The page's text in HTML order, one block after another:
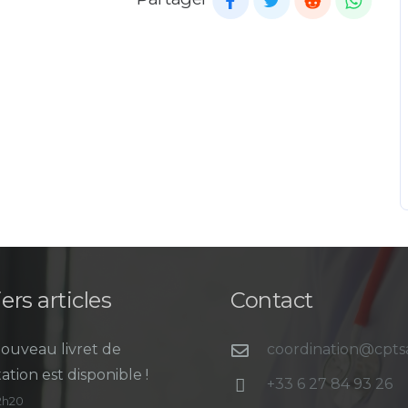
articles
livret de
est disponible !
Contact
+33 6 27 84 93 26